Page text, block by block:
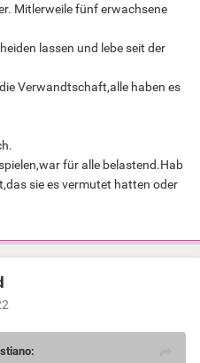
Mitlerweile fünf erwachsene
lassen und lebe seit der
Verwandtschaft,alle haben es
für alle belastend.Hab
sie es vermutet hatten oder